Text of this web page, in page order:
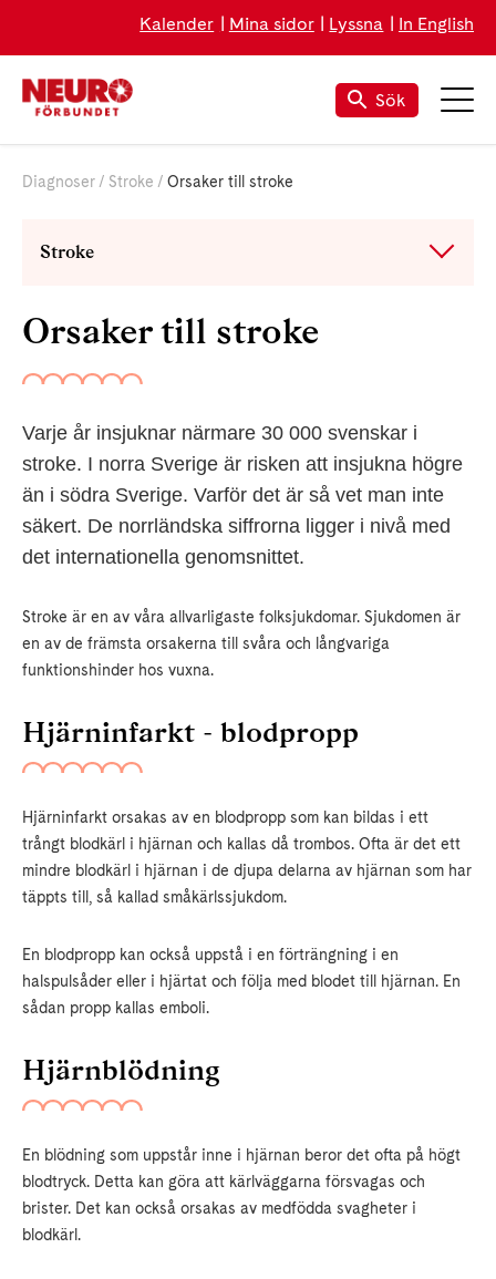
Kalender Mina sidor Lyssna In English
Sök
Diagnoser Stroke Orsaker till stroke
Stroke
Orsaker till stroke
Varje år insjuknar närmare 30 000 svenskar i
stroke. I norra Sverige är risken att insjukna högre
än i södra Sverige. Varför det är så vet man inte
säkert. De norrländska siffrorna ligger i nivå med
det internationella genomsnittet.
Stroke är en av våra allvarligaste folksjukdomar. Sjukdomen är
en av de främsta orsakerna till svåra och långvariga
funktionshinder hos vuxna.
Hjärninfarkt - blodpropp
Hjärninfarkt orsakas av en blodpropp som kan bildas i ett
trångt blodkärl i hjärnan och kallas då trombos. Ofta är det ett
mindre blodkärl i hjärnan i de djupa delarna av hjärnan som har
täppts till, så kallad småkärlssjukdom.
En blodpropp kan också uppstå i en förträngning i en
halspulsåder eller i hjärtat och följa med blodet till hjärnan. En
sådan propp kallas emboli.
Hjärnblödning
En blödning som uppstår inne i hjärnan beror det ofta på högt
blodtryck. Detta kan göra att kärlväggarna försvagas och
brister. Det kan också orsakas av medfödda svagheter i
blodkärl.